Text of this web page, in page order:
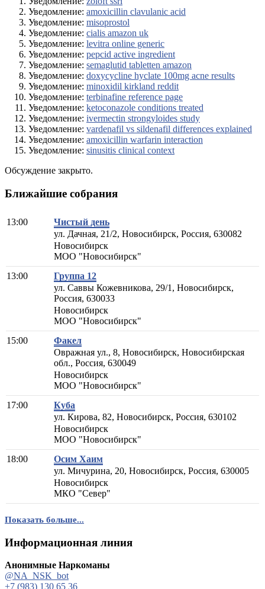
Уведомление: amoxicillin clavulanic acid
Уведомление: misoprostol
Уведомление: cialis amazon uk
Уведомление: levitra online generic
Уведомление: pepcid active ingredient
Уведомление: semaglutid tabletten amazon
Уведомление: doxycycline hyclate 100mg acne results
Уведомление: minoxidil kirkland reddit
Уведомление: terbinafine reference page
Уведомление: ketoconazole conditions treated
Уведомление: ivermectin strongyloides study
Уведомление: vardenafil vs sildenafil differences explained
Уведомление: amoxicillin warfarin interaction
Уведомление: sinusitis clinical context
Обсуждение закрыто.
Ближайшие собрания
13:00
Чистый день
ул. Дачная, 21/2, Новосибирск, Россия, 630082
Новосибирск
МОО "Новосибирск"
13:00
Группа 12
ул. Саввы Кожевникова, 29/1, Новосибирск,
Россия, 630033
Новосибирск
МОО "Новосибирск"
15:00
Факел
Овражная ул., 8, Новосибирск, Новосибирская
обл., Россия, 630049
Новосибирск
МОО "Новосибирск"
17:00
Куба
ул. Кирова, 82, Новосибирск, Россия, 630102
Новосибирск
МОО "Новосибирск"
18:00
Осим Хаим
ул. Мичурина, 20, Новосибирск, Россия, 630005
Новосибирск
МКО "Север"
Показать больше...
Информационная линия
Анонимные Наркоманы
@NA_NSK_bot
+7 (983) 130 65 36